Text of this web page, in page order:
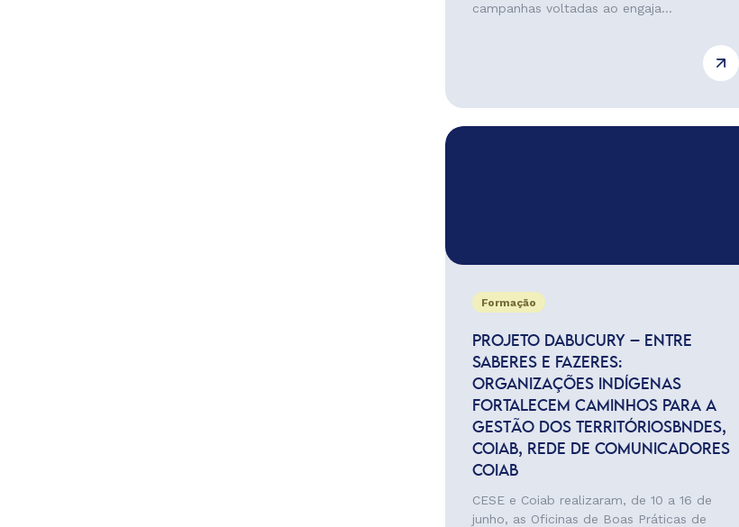
campanhas voltadas ao engaja...
Formação
PROJETO DABUCURY – ENTRE
SABERES E FAZERES:
ORGANIZAÇÕES INDÍGENAS
FORTALECEM CAMINHOS PARA A
GESTÃO DOS TERRITÓRIOSBNDES,
COIAB, REDE DE COMUNICADORES
COIAB
CESE e Coiab realizaram, de 10 a 16 de
junho, as Oficinas de Boas Práticas de